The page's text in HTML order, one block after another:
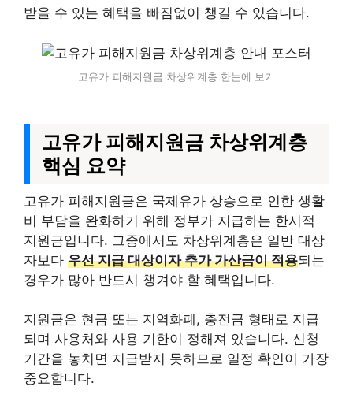
받을 수 있는 혜택을 빠짐없이 챙길 수 있습니다.
고유가 피해지원금 차상위계층 한눈에 보기
고유가 피해지원금 차상위계층
핵심 요약
고유가 피해지원금은 국제유가 상승으로 인한 생활
비 부담을 완화하기 위해 정부가 지급하는 한시적
지원금입니다. 그중에서도 차상위계층은 일반 대상
자보다 우선 지급 대상이자 추가 가산금이 적용되는
경우가 많아 반드시 챙겨야 할 혜택입니다.
지원금은 현금 또는 지역화폐, 충전금 형태로 지급
되며 사용처와 사용 기한이 정해져 있습니다. 신청
기간을 놓치면 지급받지 못하므로 일정 확인이 가장
중요합니다.